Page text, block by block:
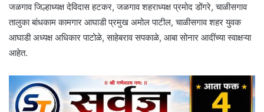
जळगाव जिल्हाध्यक्ष देविदास हटकर, जळगाव शहराध्यक्ष प्रमोद डोंगरे, चाळीसगाव
तालुका बांधकाम कामगार आघाडी प्रमुख अमोल पाटील, चाळीसगाव शहर युवक
आघाडी अध्यक्ष अधिकार पाटोळे, साहेबराव सपकाळे, आबा सोनार आदींच्या स्वाक्षऱ्या
आहेत.